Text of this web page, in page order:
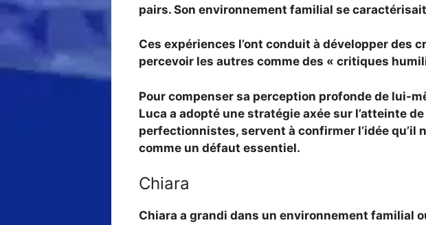
pairs. Son environnement familial se
Ces expériences l’ont conduit à développer des
percevoir les autres comme des « critiques
Pour compenser sa perception profonde de lui-
Luca a adopté une stratégie axée sur l’atteinte
perfectionnistes, servent à confirmer l’idée qu’il
comme un défaut essentiel.
Chiara
Chiara a grandi dans un environnement familial